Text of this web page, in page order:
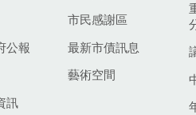
公報
訊
市民感謝區
最新市債訊息
藝術空間